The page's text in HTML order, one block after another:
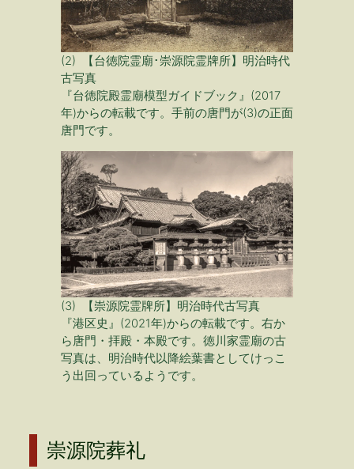
(2) 【台徳院霊廟･崇源院霊牌所】明治時代
古写真
『台徳院殿霊廟模型ガイドブック』(2017
年)からの転載です。手前の唐門が(3)の正面
唐門です。
(3) 【崇源院霊牌所】明治時代古写真
『港区史』(2021年)からの転載です。右か
ら唐門・拝殿・本殿です。徳川家霊廟の古
写真は、明治時代以降絵葉書としてけっこ
う出回っているようです。
崇源院葬礼